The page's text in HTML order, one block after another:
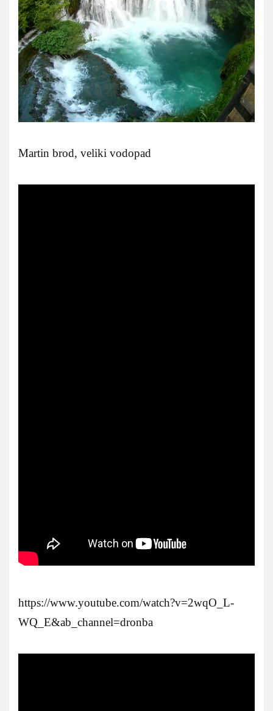
Martin brod, veliki vodopad
https://www.youtube.com/watch?v=2wqO_L-
WQ_E&ab_channel=dronba